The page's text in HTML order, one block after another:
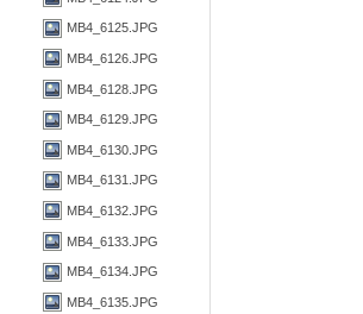
MB4_6125.JPG
MB4_6126.JPG
MB4_6128.JPG
MB4_6129.JPG
MB4_6130.JPG
MB4_6131.JPG
MB4_6132.JPG
MB4_6133.JPG
MB4_6134.JPG
MB4_6135.JPG